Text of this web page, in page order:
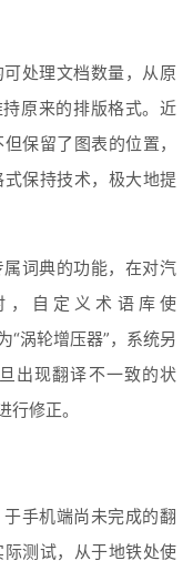
处理文档数量，从原
原来的排版格式。近
保留了图表的位置，
保持技术，极大地提
词典的功能，在对汽
，自定义术语库使
“涡轮增压器”，系统另
出现翻译不一致的状
修正。
手机端尚未完成的翻
测试，从于地铁处使